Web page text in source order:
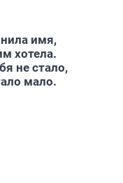
имя,
хотела.
не стало,
мало.